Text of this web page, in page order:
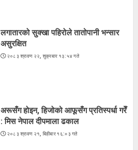
लगातारको सुक्खा पहिरोले तातोपानी भन्सार
असुरक्षित
२०८३ श्रावण २२, शुक्रबार १३:५४ गते
अरूसँग होइन, हिजोको आफूसँग प्रतिस्पर्धा गरेँ
: मिस नेपाल दीपमाला ढकाल
२०८३ श्रावण २१, बिहीबार १६:०३ गते
२०८३ श्रावण २१, बिहीबार १६:०३ गते